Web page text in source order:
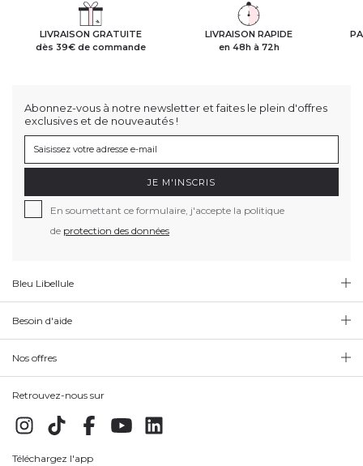
LIVRAISON GRATUITE
dès 39€ de commande
LIVRAISON RAPIDE
en 48h à 72h
Abonnez-vous à notre newsletter et faites le plein d'offres
exclusives et de nouveautés !
JE M'INSCRIS
En soumettant ce formulaire, j'accepte la politique
de protection des données
Bleu Libellule
Besoin d'aide
Nos offres
Retrouvez-nous sur
Téléchargez l'app